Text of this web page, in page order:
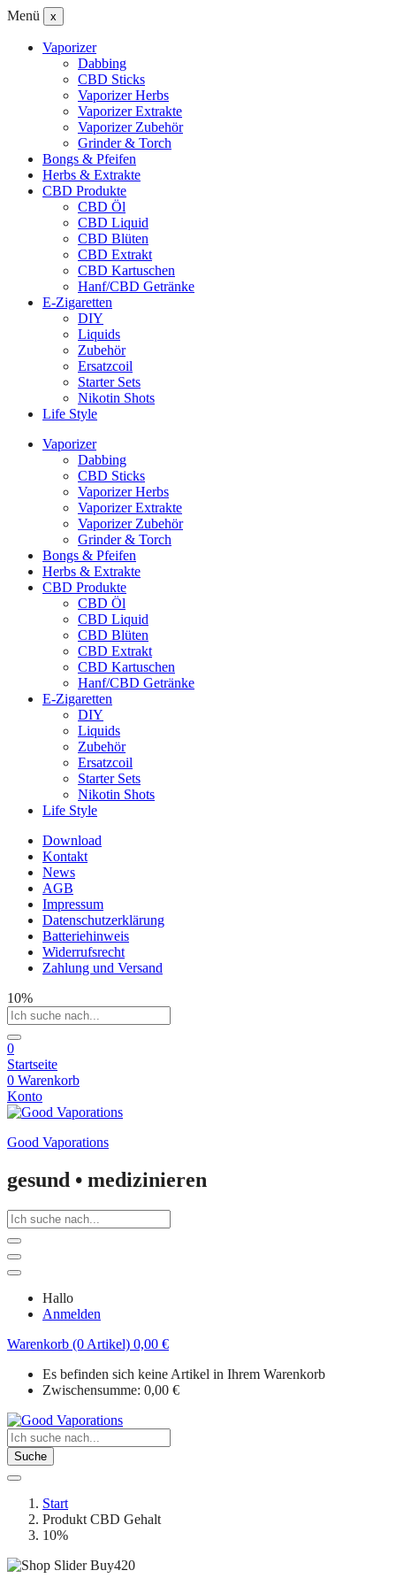
Menü x
Vaporizer
Dabbing
CBD Sticks
Vaporizer Herbs
Vaporizer Extrakte
Vaporizer Zubehör
Grinder & Torch
Bongs & Pfeifen
Herbs & Extrakte
CBD Produkte
CBD Öl
CBD Liquid
CBD Blüten
CBD Extrakt
CBD Kartuschen
Hanf/CBD Getränke
E-Zigaretten
DIY
Liquids
Zubehör
Ersatzcoil
Starter Sets
Nikotin Shots
Life Style
Vaporizer
Dabbing
CBD Sticks
Vaporizer Herbs
Vaporizer Extrakte
Vaporizer Zubehör
Grinder & Torch
Bongs & Pfeifen
Herbs & Extrakte
CBD Produkte
CBD Öl
CBD Liquid
CBD Blüten
CBD Extrakt
CBD Kartuschen
Hanf/CBD Getränke
E-Zigaretten
DIY
Liquids
Zubehör
Ersatzcoil
Starter Sets
Nikotin Shots
Life Style
Download
Kontakt
News
AGB
Impressum
Datenschutzerklärung
Batteriehinweis
Widerrufsrecht
Zahlung und Versand
10%
0
Startseite
0 Warenkorb
Konto
Good Vaporations
gesund • medizinieren
Hallo
Anmelden
Warenkorb (0 Artikel) 0,00 €
Es befinden sich keine Artikel in Ihrem Warenkorb
Zwischensumme: 0,00 €
Suche
Start
Produkt CBD Gehalt
10%